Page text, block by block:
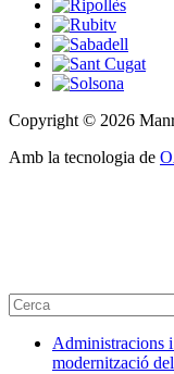
Copyright © 2026
Amb la tecnologia de
Administracions
modernització